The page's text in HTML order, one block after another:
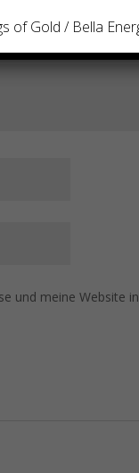
und meine Website
of Gold / Bella